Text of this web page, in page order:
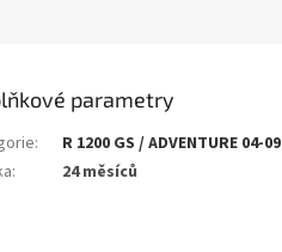
parametry
:
R 1200 GS / ADVENTURE 04-09
: 24 měsíců